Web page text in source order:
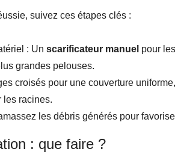
suivez ces étapes clés :
: Un scarificateur manuel pour
grandes pelouses.
croisés pour une couverture
les racines.
les débris générés pour
: que faire ?